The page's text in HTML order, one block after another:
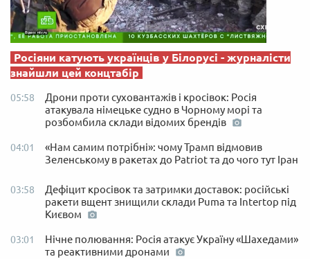
Росіяни катують українців у Білорусі - журналісти
знайшли цей концтабір
05:58
Дрони проти суховантажів і кросівок: Росія
атакувала німецьке судно в Чорному морі та
розбомбила склади відомих брендів
04:01
«Нам самим потрібні»: чому Трамп відмовив
Зеленському в ракетах до Patriot та до чого тут Іран
03:58
Дефіцит кросівок та затримки доставок: російські
ракети вщент знищили склади Puma та Intertop під
Києвом
03:01
Нічне полювання: Росія атакує Україну «Шахедами»
та реактивними дронами